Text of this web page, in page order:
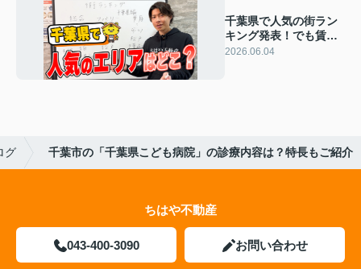
千葉県で人気の街ラン
キング発表！でも賃貸
経営は「市」ではなく
2026.06.04
グ 千葉市の「千葉県こども病院」の診療内容は？特長もご紹介
ちはや不動産
043-400-3090 お問い合わせ